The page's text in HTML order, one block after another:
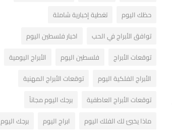
حظك اليوم
تغطية إخبارية شاملة
توافق الأبراج في الحب
اخبار فلسطين اليوم
توقعات الأبراج
فلسطين اليوم
الأبراج اليومية
الأبراج الفلكية اليوم
توقعات الأبراج المهنية
توقعات الأبراج العاطفية
برجك اليوم مجاناً
ماذا يخبئ لك الفلك اليوم
ابراج اليوم
برجك اليوم